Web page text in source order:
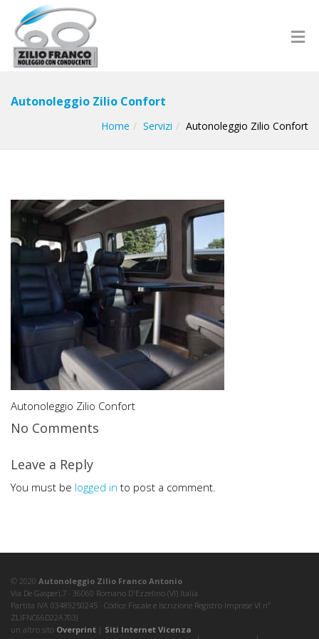
Autonoleggio Zilio Confort
Home Servizi Autonoleggio Zilio Confort
Autonoleggio Zilio Confort
No Comments
Leave a Reply
You must be logged in to post a comment.
© 2020 Autonoleggio Zilio Franco Antonio
Via De Gasperi,7 · 36060 Romano D'Ezzelino (VI) Italia
Partita IVA 03489250245 · Codice Fiscale e Iscrizione Registro Imprese VI nº
ZLIFNC66D22A703J
un altro sito Overprint | Siti Internet Vicenza